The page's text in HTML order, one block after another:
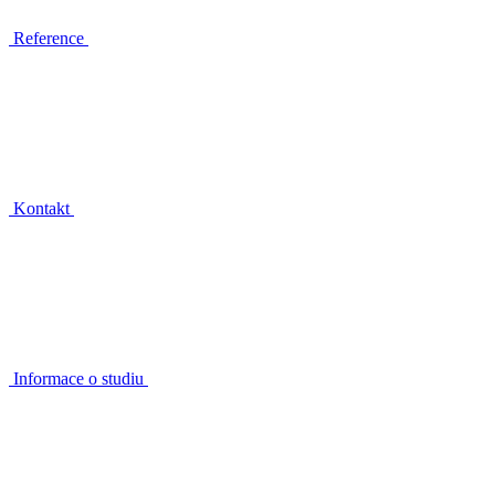
Reference
Kontakt
Informace o studiu